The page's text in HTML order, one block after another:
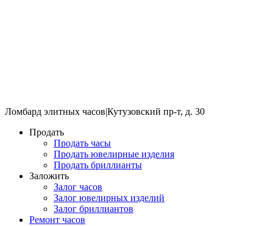
Ломбард элитных часов|Кутузовский пр-т, д. 30
Продать
Продать часы
Продать ювелирные изделия
Продать бриллианты
Заложить
Залог часов
Залог ювелирных изделий
Залог бриллиантов
Ремонт часов